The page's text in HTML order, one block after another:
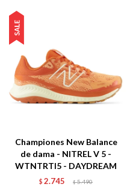
Championes New Balance
de dama - NITREL V 5 -
WTNTRTI5 - DAYDREAM
$ 2.745 $ 5.490